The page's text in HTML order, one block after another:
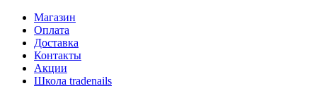
Магазин
Оплата
Доставка
Контакты
Акции
Школа tradenails